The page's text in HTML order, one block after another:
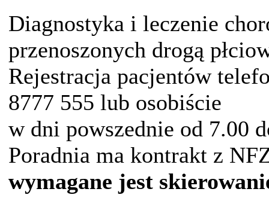
Diagnostyka i leczenie
przenoszonych drogą
Rejestracja pacjentów
8777 555 lub osobiście
w dni powszednie od 7.00
Poradnia ma kontrakt z
wymagane jest